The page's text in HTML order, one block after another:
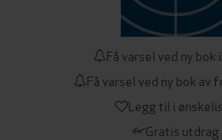
Få varsel ved ny bok
Få varsel ved ny bok
Legg til i
Gratis utdrag